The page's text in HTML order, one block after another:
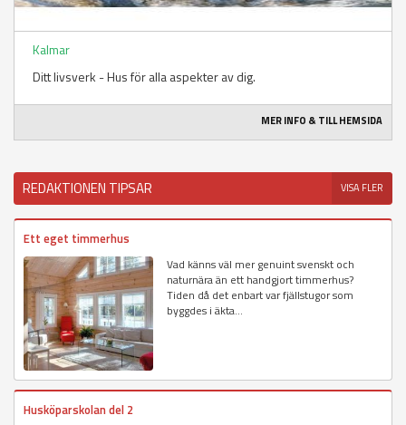
Kalmar
Ditt livsverk - Hus för alla aspekter av dig.
MER INFO & TILL HEMSIDA
REDAKTIONEN TIPSAR VISA FLER
Ett eget timmerhus
Vad känns väl mer genuint svenskt och
naturnära än ett handgjort timmerhus?
Tiden då det enbart var fjällstugor som
byggdes i äkta...
Husköparskolan del 2